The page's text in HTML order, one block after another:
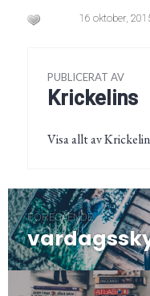
16 oktober,
PUBLICERAT AV
Krickelins
Visa allt av
FÖREGÅENDE
Föregående
post: